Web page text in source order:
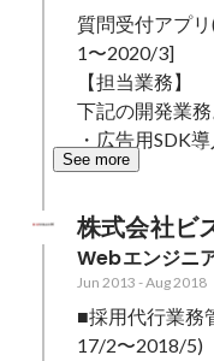
質問受付アプ
1〜2020/3]
【担当業務】
下記の開発業務
・広告用SDK
See more
株式会社ビ
Webエンジニ
Jun 2013 -Aug 2018
■採用代行業務
17/2〜2018/5)